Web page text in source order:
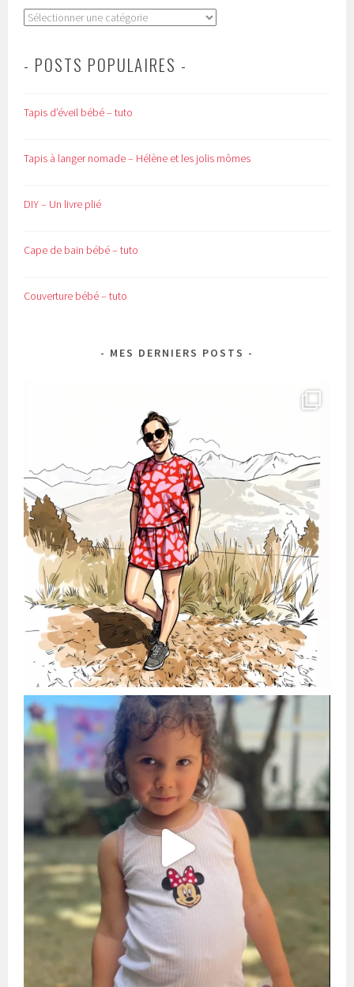
Catégories
- POSTS POPULAIRES -
Tapis d’éveil bébé – tuto
Tapis à langer nomade – Hélène et les jolis mômes
DIY – Un livre plié
Cape de bain bébé – tuto
Couverture bébé – tuto
MES DERNIERS POSTS